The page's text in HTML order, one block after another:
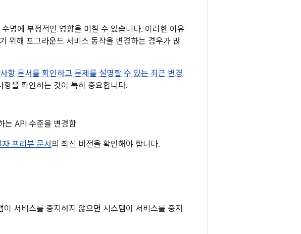
명에 부정적인 영향을 미칠 수 있습니다. 이러한 이유
위해 포그라운드 서비스 동작을 변경하는 경우가 많
항 문서를 확인하고 문제를 설명할 수 있는 최근 변경
을 확인하는 것이 특히 중요합니다.
는 API 수준을 변경함
프리뷰 문서 의 최신 버전을 확인해야 합니다.
서비스를 중지하지 않으면 시스템이 서비스를 중지